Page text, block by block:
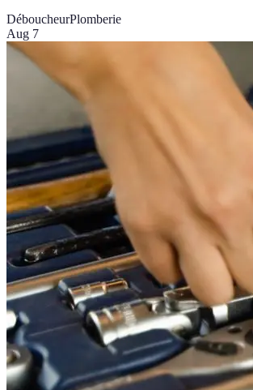
DéboucheurPlomberie
Aug 7